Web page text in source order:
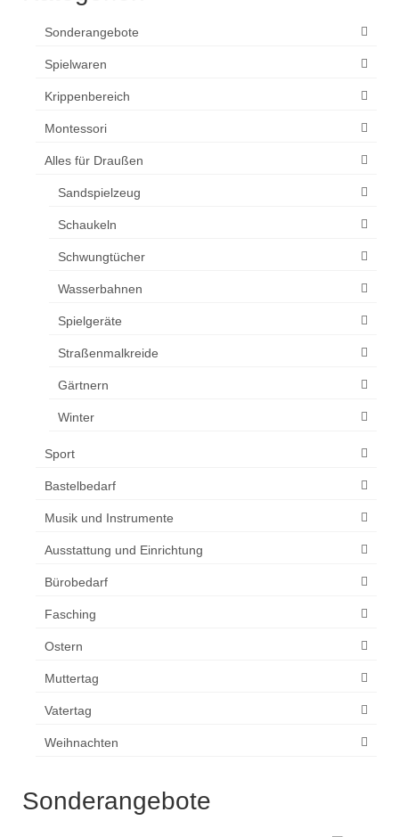
Sonderangebote
Spielwaren
Krippenbereich
Montessori
Alles für Draußen
Sandspielzeug
Schaukeln
Schwungtücher
Wasserbahnen
Spielgeräte
Straßenmalkreide
Gärtnern
Winter
Sport
Bastelbedarf
Musik und Instrumente
Ausstattung und Einrichtung
Bürobedarf
Fasching
Ostern
Muttertag
Vatertag
Weihnachten
Sonderangebote